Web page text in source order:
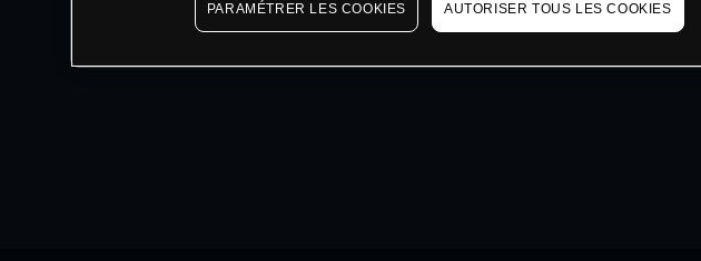
PARAMÉTRER LES COOKIES AUTORISER TOUS LES COOKIES